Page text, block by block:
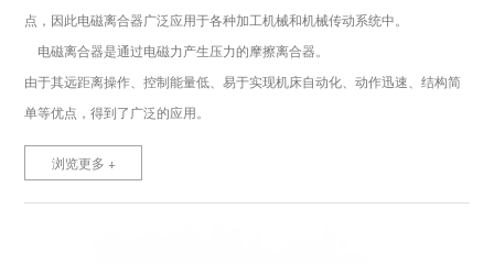
点，因此电磁离合器广泛应用于各种加工机械和机械传动系统中。
电磁离合器是通过电磁力产生压力的摩擦离合器。
由于其远距离操作、控制能量低、易于实现机床自动化、动作迅速、结构简
单等优点，得到了广泛的应用。
浏览更多 +